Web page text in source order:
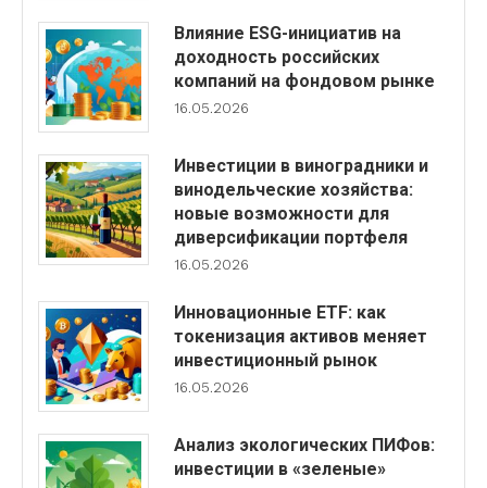
Влияние ESG-инициатив на
доходность российских
компаний на фондовом рынке
16.05.2026
Инвестиции в виноградники и
винодельческие хозяйства:
новые возможности для
диверсификации портфеля
16.05.2026
Инновационные ETF: как
токенизация активов меняет
инвестиционный рынок
16.05.2026
Анализ экологических ПИФов:
инвестиции в «зеленые»